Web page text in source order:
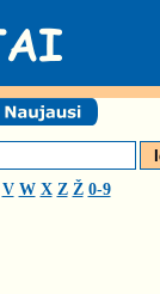
V W X Z Ž 0-9